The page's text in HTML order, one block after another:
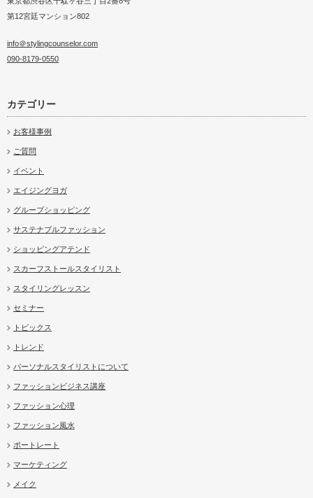
第12宮廷マンション802
info＠stylingcounselor.com
090-8179-0550
カテゴリー
お客様事例
ご質問
イベント
エイジングヨガ
グループショッピング
サステナブルファッション
ショッピングアテンド
スカーフストールスタイリスト
スタイリングレッスン
セミナー
トピックス
トレンド
パーソナルスタイリストについて
ファッションビジネス講座
ファッション心理
ファッション風水
ポートレート
マーケティング
メイク